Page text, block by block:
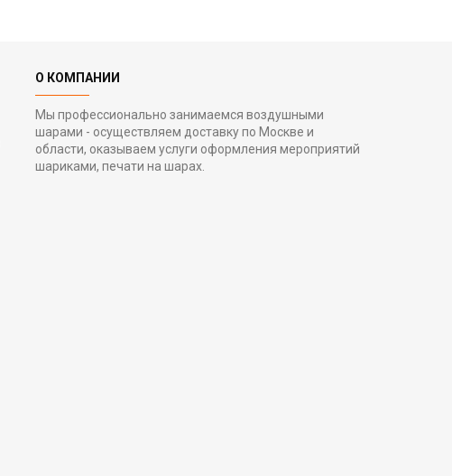
О КОМПАНИИ
Мы профессионально занимаемся воздушными
шарами - осуществляем доставку по Москве и
области, оказываем услуги оформления мероприятий
шариками, печати на шарах.